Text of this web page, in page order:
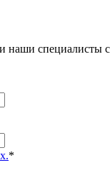
специалисты
*